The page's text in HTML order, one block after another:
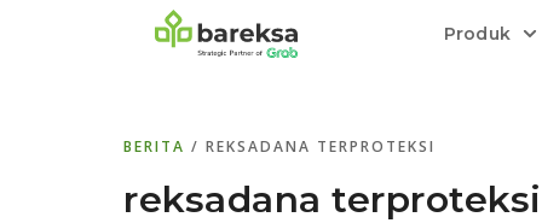
Produk
Transaksi cepat,all in one
Menyediakan layanan manajemen
Informasi terkini dan tepercaya terkait
Kenali rekam jejak dan
BERITA / REKSADANA TERPROTEKSI
reksadana terproteksi